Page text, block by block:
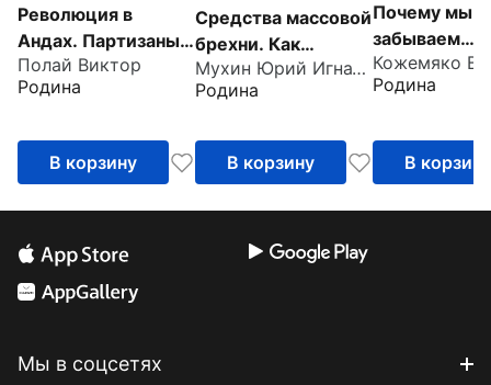
Революция в
Андах. Партизаны
спускаются с гор
Полай Виктор
Родина
В корзину
Средства массовой
брехни. Как
работают
рейхсминистерств
Мухин Юрий Игнатьевич
Родина
В корзину
Почему мы
забываем
советское
Родина
В корзину
Мы в соцсетях